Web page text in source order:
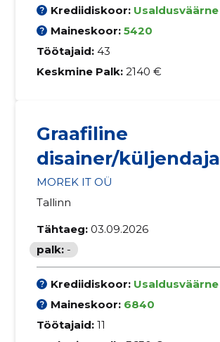
Krediidiskoor: Usaldusväärne
Maineskoor: 5420
Töötajaid: 43
Keskmine Palk: 2140 €
Graafiline
disainer/küljendaja
MOREK IT OÜ
Tallinn
Tähtaeg: 03.09.2026
palk: -
Krediidiskoor: Usaldusväärne
Maineskoor: 6840
Töötajaid: 11